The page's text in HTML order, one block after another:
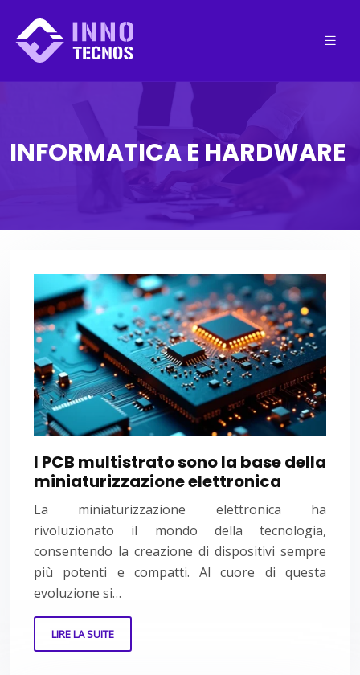
INFORMATICA E HARDWARE
I PCB multistrato sono la base della
miniaturizzazione elettronica
La miniaturizzazione elettronica ha
rivoluzionato il mondo della tecnologia,
consentendo la creazione di dispositivi sempre
più potenti e compatti. Al cuore di questa
evoluzione si…
LIRE LA SUITE